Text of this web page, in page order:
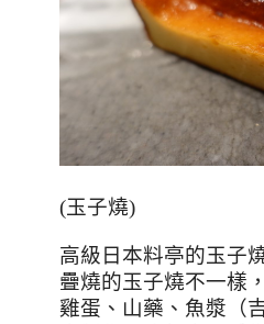
(玉子燒)
高級日本料亭的玉子
疊燒的玉子燒不一樣
雞蛋、山藥、魚漿（